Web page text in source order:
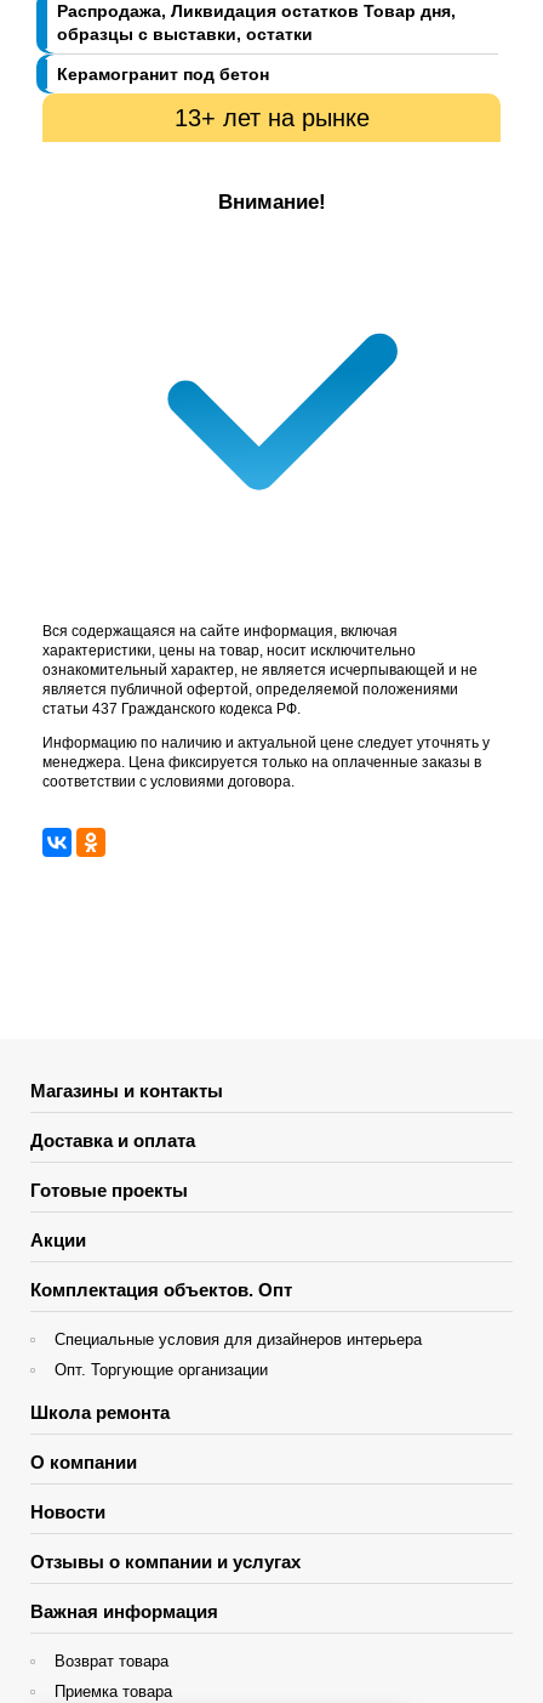
Распродажа, Ликвидация остатков Товар дня,
образцы с выставки, остатки
Керамогранит под бетон
13+ лет на рынке
Внимание!
Вся содержащаяся на сайте информация, включая
характеристики, цены на товар, носит исключительно
ознакомительный характер, не является исчерпывающей и не
является публичной офертой, определяемой положениями
статьи 437 Гражданского кодекса РФ.
Информацию по наличию и актуальной цене следует уточнять у
менеджера. Цена фиксируется только на оплаченные заказы в
соответствии с условиями договора.
Магазины и контакты
Доставка и оплата
Готовые проекты
Акции
Комплектация объектов. Опт
Специальные условия для дизайнеров интерьера
Опт. Торгующие организации
Школа ремонта
О компании
Новости
Отзывы о компании и услугах
Важная информация
Возврат товара
Приемка товара